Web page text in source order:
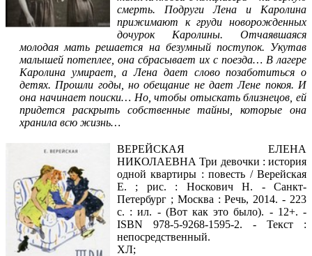
смерть. Подруги Лена и Каролина
прижимают к груди новорожденных
дочурок Каролины. Отчаявшаяся
молодая мать решается на безумный поступок. Укутав
малышей потеплее, она сбрасывает их с поезда… В лагере
Каролина умирает, а Лена дает слово позаботиться о
детях. Прошли годы, но обещание не дает Лене покоя. И
она начинает поиски… Но, чтобы отыскать близнецов, ей
придется раскрыть собственные тайны, которые она
хранила всю жизнь…
ВЕРЕЙСКАЯ ЕЛЕНА
НИКОЛАЕВНА Три девочки : история
одной квартиры : повесть / Верейская
Е. ; рис. : Носкович Н. - Санкт-
Петербург ; Москва : Речь, 2014. - 223
с. : ил. - (Вот как это было). - 12+. -
ISBN 978-5-9268-1595-2. - Текст :
непосредственный.
ХЛ;